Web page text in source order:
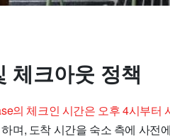
체크아웃 정책
의 체크인 시간은 오후 4시부터
며, 도착 시간을 숙소 측에 사전